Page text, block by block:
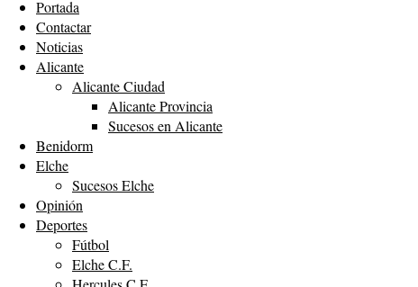
Portada
Contactar
Noticias
Alicante
Alicante Ciudad
Alicante Provincia
Sucesos en Alicante
Benidorm
Elche
Sucesos Elche
Opinión
Deportes
Fútbol
Elche C.F.